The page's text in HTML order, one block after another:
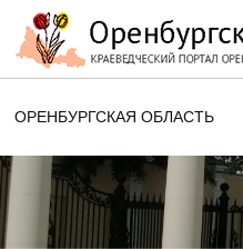
ОРЕНБУРГСКАЯ ОБЛАСТЬ